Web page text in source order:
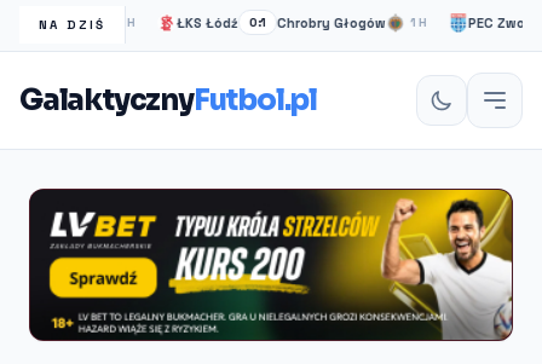
NA DZIŚ
Londyn 2H ŁKS Łódź 0:1 Chrobry Głogów 1H PEC Zwolle 0:0
GalaktycznyFutbol.pl